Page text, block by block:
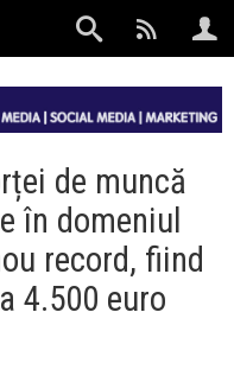
de muncă
în domeniul
record, fiind
4.500 euro